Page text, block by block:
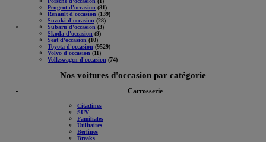
Peugeot d'occasion (81)
Renault d'occasion (139)
Suzuki d'occasion (28)
Subaru d'occasion (3)
Skoda d'occasion (9)
Seat d'occasion (10)
Toyota d'occasion (9529)
Volvo d'occasion (11)
Volkswagen d'occasion (74)
Nos voitures d'occasion par catégorie
Carrosserie
Citadines
SUV
Familiales
Utilitaires
Berlines
Breaks